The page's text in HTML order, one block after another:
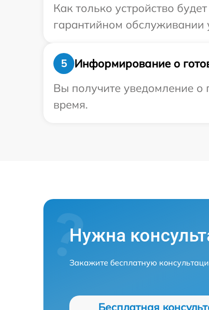
Как только устройство
гарантийном обслуживании
5
Информирование о
Вы получите уведомление о
время.
Нужна
Закажите бесплатную
Бесплатная